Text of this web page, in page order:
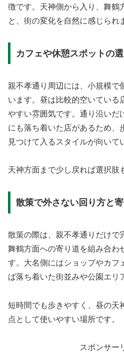
徴です。天神側から入り、舞鶴
と、街の変化を自然に感じられ
カフェや休憩スポットの
親不孝通り周辺には、小規模で
います。昼は比較的空いている
やすい雰囲気です。通り沿いだ
にも落ち着いた店があるため、
見つけて入るスタイルが向いて
天神方面まで少し戻れば選択肢
散策で外さない回り方と
散策の際は、親不孝通りだけで
舞鶴方面への寄り道を組み合わ
す。大名側にはショップやカフ
ば落ち着いた街並みや公園エリ
短時間でも歩きやすく、昼の天
点として使いやすい場所です。
スポンサー